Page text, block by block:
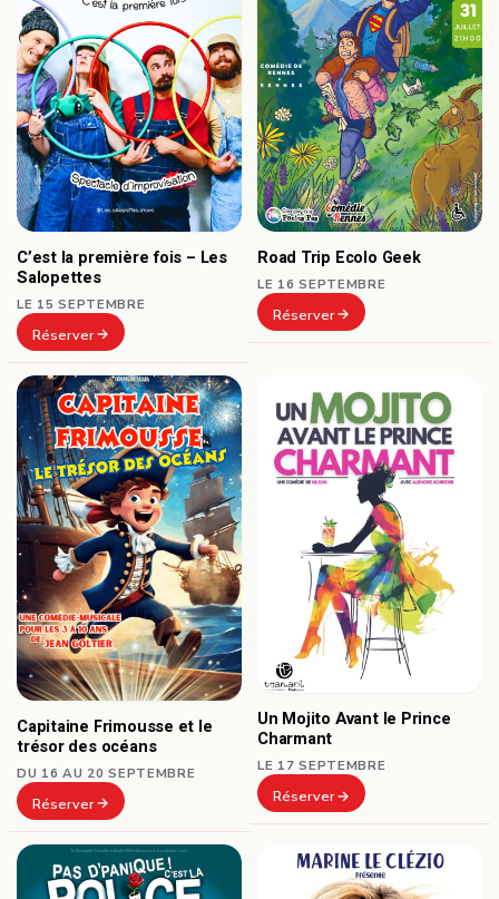
C’est la première fois – Les
Salopettes
LE 15 SEPTEMBRE
Réserver
Road Trip Ecolo Geek
LE 16 SEPTEMBRE
Réserver
Capitaine Frimousse et le
trésor des océans
DU 16 AU 20 SEPTEMBRE
Réserver
Un Mojito Avant le Prince
Charmant
LE 17 SEPTEMBRE
Réserver